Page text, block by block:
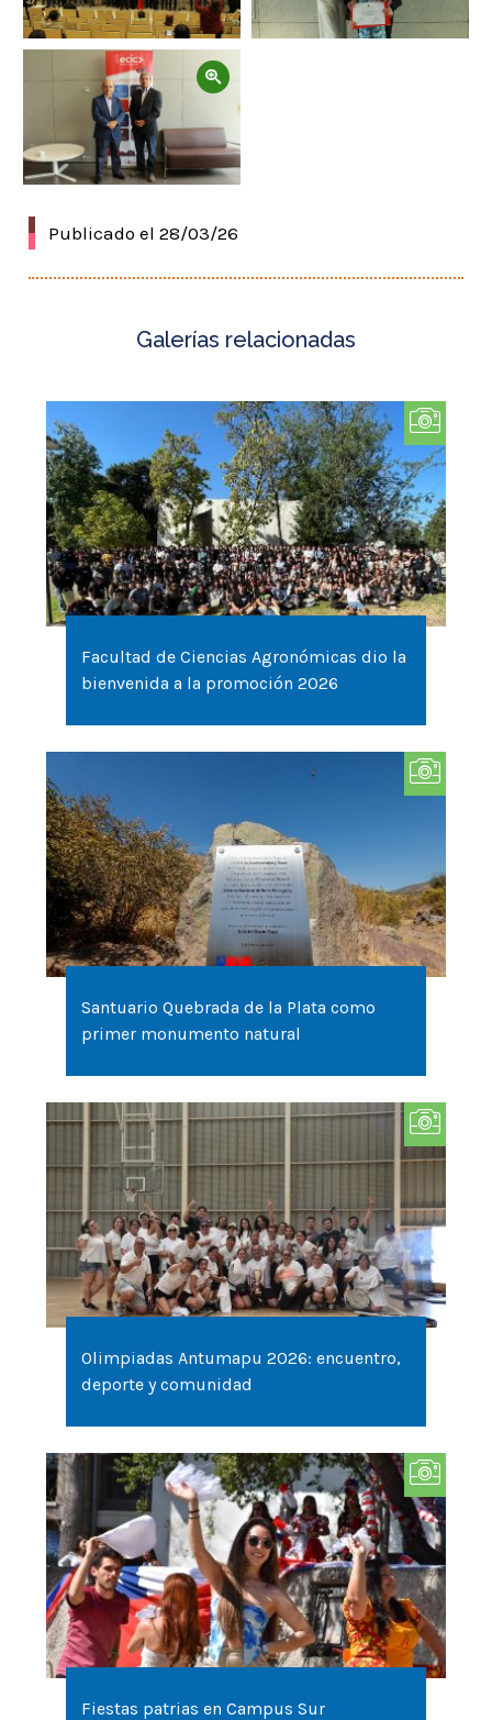
Zoom
Publicado el 28/03/26
Facultad de Ciencias Agronómicas dio la
bienvenida a la promoción 2026
Santuario Quebrada de la Plata como
primer monumento natural
Olimpiadas Antumapu 2026: encuentro,
deporte y comunidad
Fiestas patrias en Campus Sur